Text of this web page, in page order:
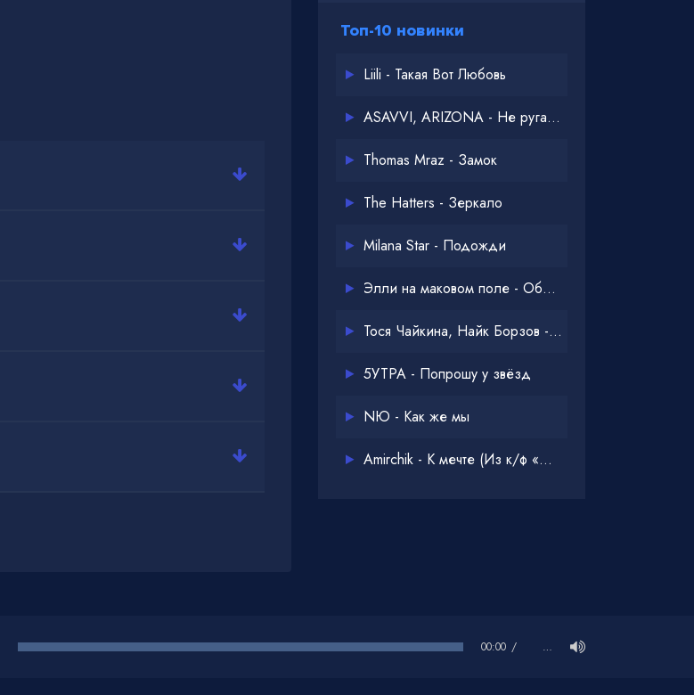
Топ-10 новинки
Liili - Такая Вот Любовь
ASAVVI, ARIZONA - Не ругайся
Thomas Mraz - Замок
The Hatters - Зеркало
Milana Star - Подожди
Элли на маковом поле - Обнимай
Тося Чайкина, Найк Борзов - Опять
5УТРА - Попрошу у звёзд
NЮ - Как же мы
Amirchik - К мечте (Из к/ф «Одна дома 3»)
00:00 …